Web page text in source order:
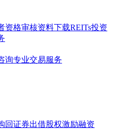
资格审核资料下载REITs投资
询专业交易服务
回证券出借股权激励融资